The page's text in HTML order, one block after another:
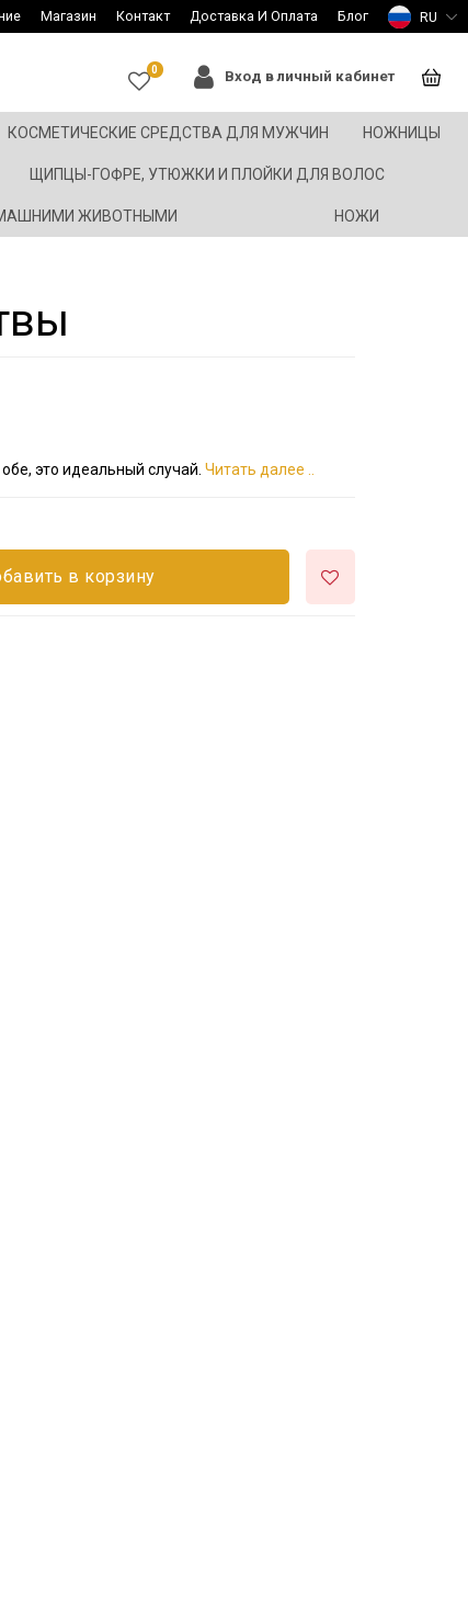
Магазин Контакт Доставка И Оплата Блог RU
0 Вход в личный кабинет
КОСМЕТИЧЕСКИЕ СРЕДСТВА ДЛЯ МУЖЧИН НОЖНИЦЫ
ЩИПЦЫ-ГОФРЕ, УТЮЖКИ И ПЛОЙКИ ДЛЯ ВОЛОС
ЖИВОТНЫМИ НОЖИ
обе, это идеальный случай.Читать далее ..
в корзину